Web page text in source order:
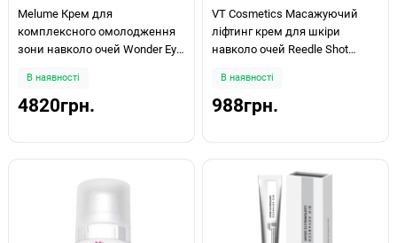
Melume Крем для
комплексного омолодження
зони навколо очей Wonder Eye
В наявності
4820грн.
VT Cosmetics Масажуючий
ліфтинг крем для шкіри
навколо очей Reedle Shot
В наявності
988грн.